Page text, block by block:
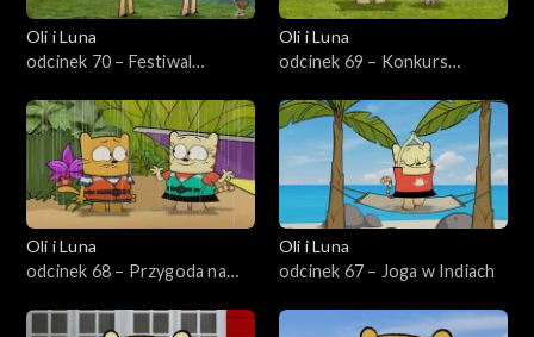
Oli i Luna
odcinek 70 – Festiwal
Oli i Luna
odcinek 69 – Konkurs
Oli i Luna
odcinek 68 – Przygoda na
Oli i Luna
odcinek 67 – Joga w Indiach